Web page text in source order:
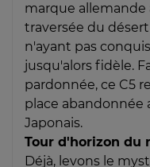
marque
traversée du désert
n'ayant pas
jusqu'alors fidèle.
pardonnée, ce C5
place abandonnée
Japonais.
Tour d'horizon du
Déjà, levons le